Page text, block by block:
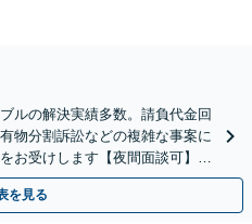
ルの解決実績多数。請負代金回
物分割訴訟などの複雑な事案に
お受けします【夜間面談可】
を見る